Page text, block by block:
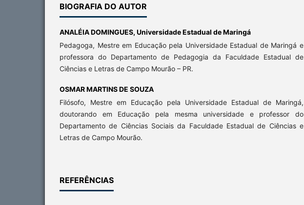
BIOGRAFIA DO AUTOR
ANALÉIA DOMINGUES, Universidade Estadual de Maringá
Pedagoga, Mestre em Educação pela Universidade Estadual de Maringá e
professora do Departamento de Pedagogia da Faculdade Estadual de
Ciências e Letras de Campo Mourão – PR.
OSMAR MARTINS DE SOUZA
Filósofo, Mestre em Educação pela Universidade Estadual de Maringá,
doutorando em Educação pela mesma universidade e professor do
Departamento de Ciências Sociais da Faculdade Estadual de Ciências e
Letras de Campo Mourão.
REFERÊNCIAS